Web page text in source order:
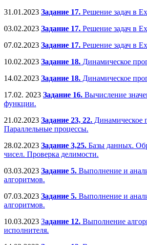
31.01.2023 Задание 17. Решение задач в
03.02.2023 Задание 17. Решение задач в
07.02.2023 Задание 17. Решение задач в
10.02.2023 Задание 18. Динамическое
14.02.2023 Задание 18. Динамическое
17.02. 2023 Задание 16. Вычисление
функции.
21.02.2023 Задание 23, 22. Динамическое
Параллельные процессы.
28.02.2023 Задание 3,25. Базы данных.
чисел. Проверка делимости.
03.03.2023 Задание 5. Выполнение и
алгоритмов.
07.03.2023 Задание 5. Выполнение и
алгоритмов.
10.03.2023 Задание 12. Выполнение
исполнителя.